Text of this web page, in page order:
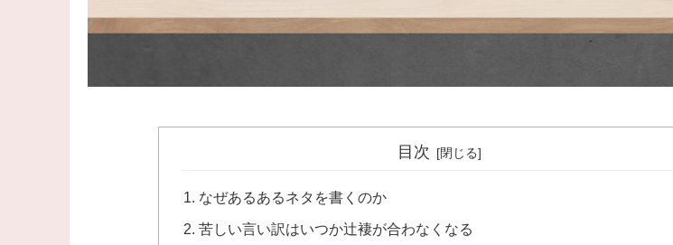
目次
なぜあるあるネタを書くのか
苦しい言い訳はいつか辻褄が合わなくなる